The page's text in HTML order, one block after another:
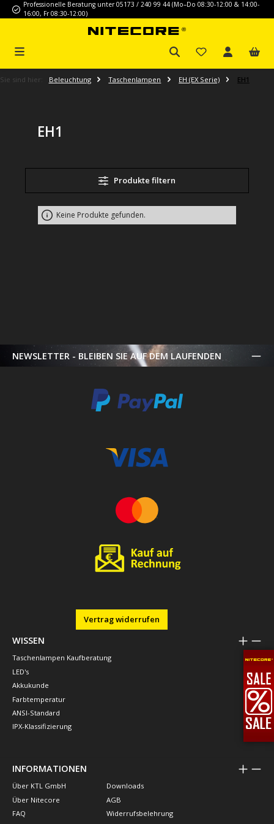
Zum Hauptinhalt springen
Professionelle Beratung unter 05173 / 240 99 44 (Mo–Do 08:30-12:00 & 14:00-
16:00, Fr 08:30-12:00)
Sie sind hier: Beleuchtung Taschenlampen EH (EX Serie) EH1
EH1
Produkte filtern
Keine Produkte gefunden.
NEWSLETTER - BLEIBEN SIE AUF DEM LAUFENDEN
Vertrag widerrufen
WISSEN
Taschenlampen Kaufberatung
LED's
Akkukunde
Farbtemperatur
ANSI-Standard
IPX-Klassifizierung
INFORMATIONEN
Über KTL GmbH
Über Nitecore
FAQ
Downloads
AGB
Widerrufsbelehrung